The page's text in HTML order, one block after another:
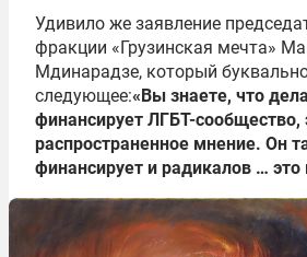
Удивило же заявление
фракции «Грузинская мечта»
Мдинарадзе, который
следующее:«Вы знаете, что
финансирует ЛГБТ-сообщество,
распространенное мнение. Он
финансирует и радикалов …